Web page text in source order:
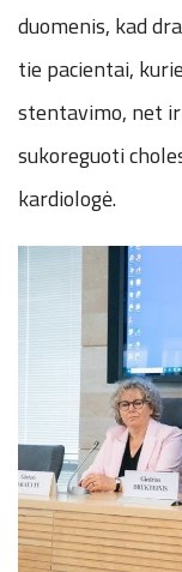
duomenis, kad
tie pacientai,
stentavimo, net
sukoreguoti
kardiologė.